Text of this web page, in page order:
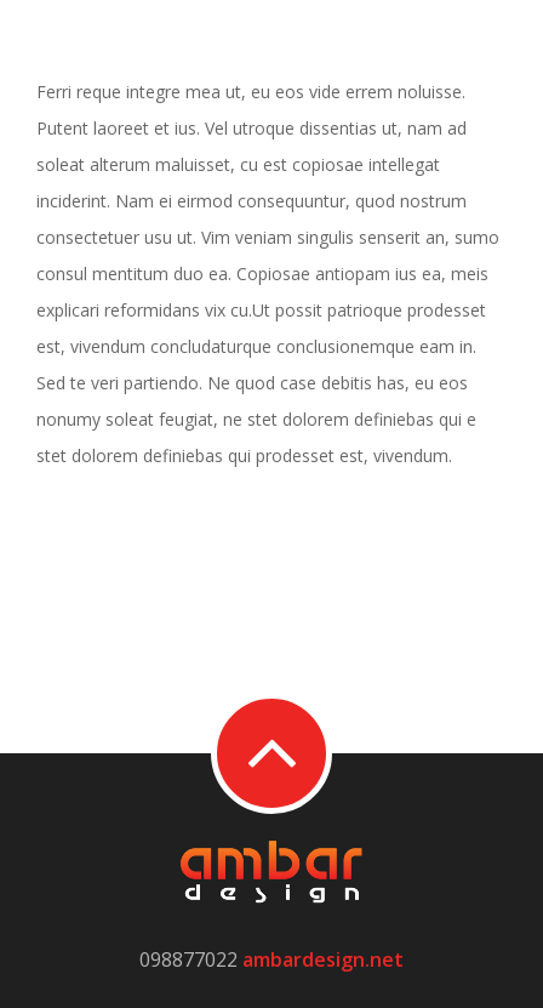
Ferri reque integre mea ut, eu eos vide errem noluisse.
Putent laoreet et ius. Vel utroque dissentias ut, nam ad
soleat alterum maluisset, cu est copiosae intellegat
inciderint. Nam ei eirmod consequuntur, quod nostrum
consectetuer usu ut. Vim veniam singulis senserit an, sumo
consul mentitum duo ea. Copiosae antiopam ius ea, meis
explicari reformidans vix cu.Ut possit patrioque prodesset
est, vivendum concludaturque conclusionemque eam in.
Sed te veri partiendo. Ne quod case debitis has, eu eos
nonumy soleat feugiat, ne stet dolorem definiebas qui e
stet dolorem definiebas qui prodesset est, vivendum.
098877022 ambardesign.net